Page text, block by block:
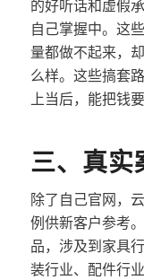
的好听话和虚假
自己掌握中。这
量都做不起来，
么样。这些搞套
上当后，能把钱要
三、真实
除了自己官网，
例供新客户参考
品，涉及到家具
装行业、配件行